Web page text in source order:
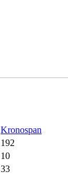
Kronospan
192
10
33